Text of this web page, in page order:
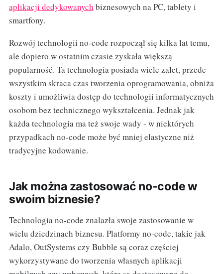
aplikacji dedykowanych biznesowych na PC, tablety i
smartfony.
Rozwój technologii no-code rozpoczął się kilka lat temu,
ale dopiero w ostatnim czasie zyskała większą
popularność. Ta technologia posiada wiele zalet, przede
wszystkim skraca czas tworzenia oprogramowania, obniża
koszty i umożliwia dostęp do technologii informatycznych
osobom bez technicznego wykształcenia. Jednak jak
każda technologia ma też swoje wady - w niektórych
przypadkach no-code może być mniej elastyczne niż
tradycyjne kodowanie.
Jak można zastosować no-code w
swoim biznesie?
Technologia no-code znalazła swoje zastosowanie w
wielu dziedzinach biznesu. Platformy no-code, takie jak
Adalo, OutSystems czy Bubble są coraz częściej
wykorzystywane do tworzenia własnych aplikacji